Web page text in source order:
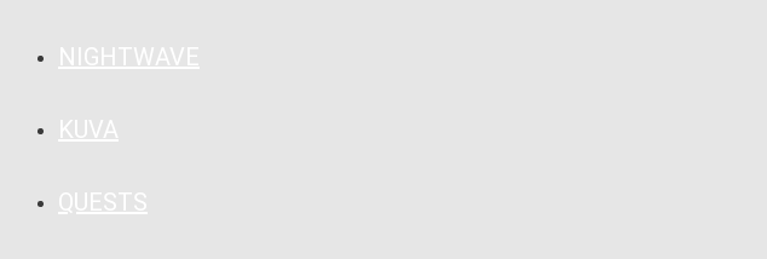
NIGHTWAVE
KUVA
QUESTS